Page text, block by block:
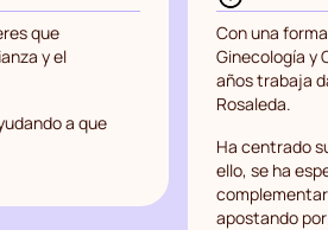
que
y el
a que
Con una
Ginecología y
años trabaja
Rosaleda.
Ha centrado
ello, se ha
apostando